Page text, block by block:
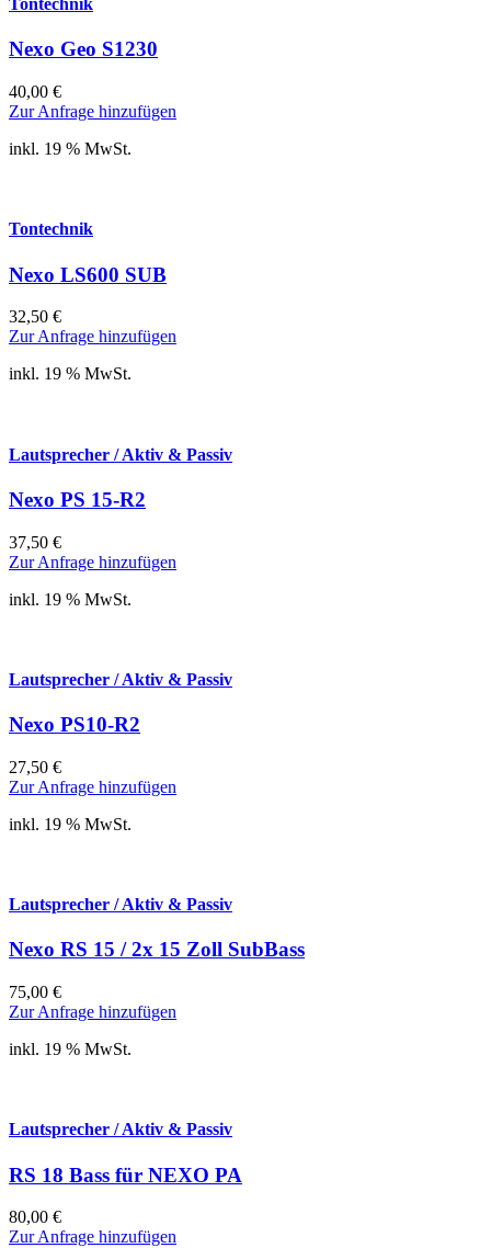
Tontechnik
Nexo Geo S1230
40,00 €
Zur Anfrage hinzufügen
inkl. 19 % MwSt.
Tontechnik
Nexo LS600 SUB
32,50 €
Zur Anfrage hinzufügen
inkl. 19 % MwSt.
Lautsprecher / Aktiv & Passiv
Nexo PS 15-R2
37,50 €
Zur Anfrage hinzufügen
inkl. 19 % MwSt.
Lautsprecher / Aktiv & Passiv
Nexo PS10-R2
27,50 €
Zur Anfrage hinzufügen
inkl. 19 % MwSt.
Lautsprecher / Aktiv & Passiv
Nexo RS 15 / 2x 15 Zoll SubBass
75,00 €
Zur Anfrage hinzufügen
inkl. 19 % MwSt.
Lautsprecher / Aktiv & Passiv
RS 18 Bass für NEXO PA
80,00 €
Zur Anfrage hinzufügen